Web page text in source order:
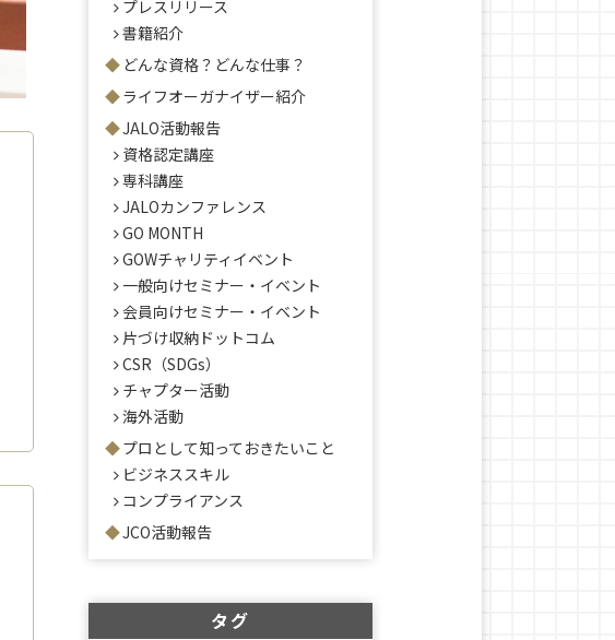
プレスリリース
書籍紹介
どんな資格？どんな仕事？
ライフオーガナイザー紹介
JALO活動報告
資格認定講座
専科講座
JALOカンファレンス
GO MONTH
GOWチャリティイベント
一般向けセミナー・イベント
会員向けセミナー・イベント
片づけ収納ドットコム
CSR（SDGs）
チャプター活動
海外活動
プロとして知っておきたいこと
ビジネススキル
コンプライアンス
JCO活動報告
タグ